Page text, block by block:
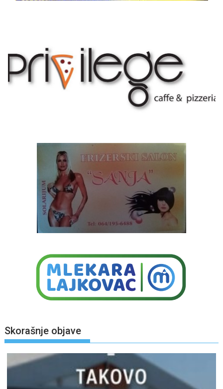
Skorašnje objave